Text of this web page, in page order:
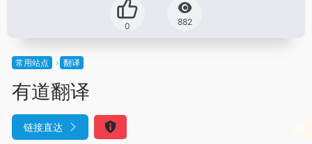
0 882
常用站点 翻译
有道翻译
链接直达